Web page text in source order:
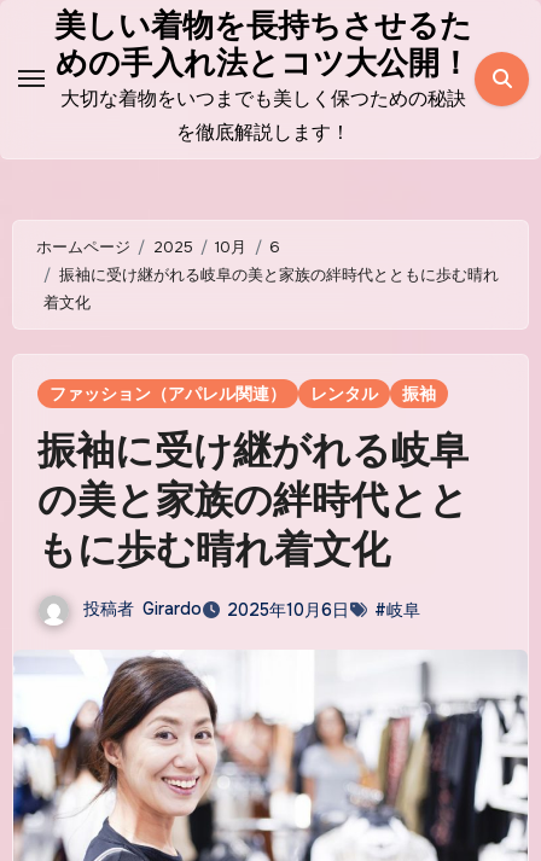
ス
美しい着物を長持ちさせるた
めの手入れ法とコツ大公開！
大切な着物をいつまでも美しく保つための秘訣
を徹底解説します！
ホームページ 2025 10月
6
振袖に受け継がれる岐阜の美と家族の絆時代とともに歩む晴れ
着文化
ファッション（アパレル関連） レンタル 振袖
振袖に受け継がれる岐阜
の美と家族の絆時代とと
もに歩む晴れ着文化
投稿者 Girardo 2025年10月6日 #岐阜